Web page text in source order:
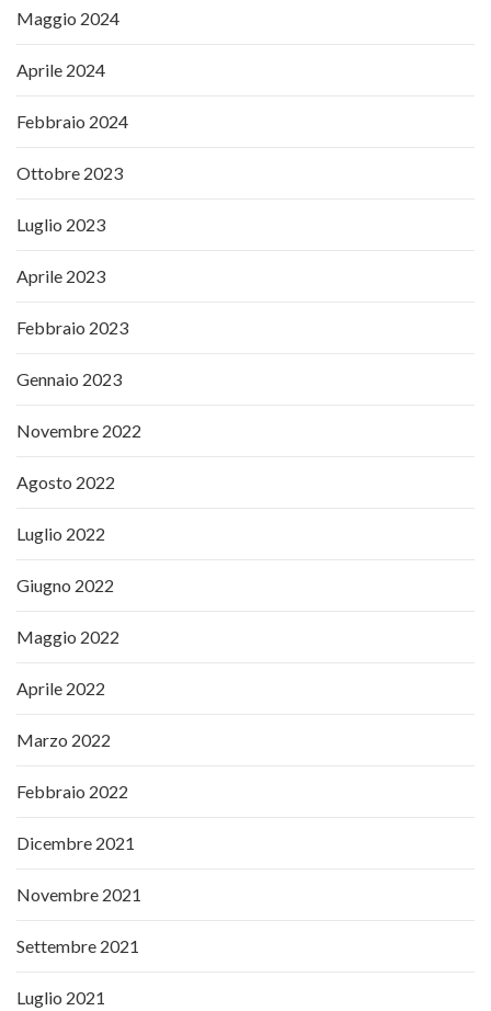
Maggio 2024
Aprile 2024
Febbraio 2024
Ottobre 2023
Luglio 2023
Aprile 2023
Febbraio 2023
Gennaio 2023
Novembre 2022
Agosto 2022
Luglio 2022
Giugno 2022
Maggio 2022
Aprile 2022
Marzo 2022
Febbraio 2022
Dicembre 2021
Novembre 2021
Settembre 2021
Luglio 2021